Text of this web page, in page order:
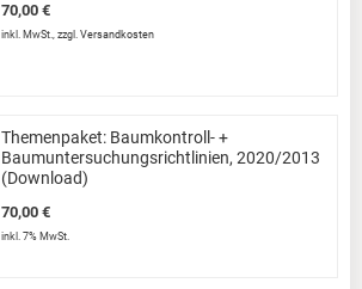
70,00 €
inkl. MwSt., zzgl. Versandkosten
Themenpaket: Baumkontroll- +
Baumuntersuchungsrichtlinien, 2020/2013
(Download)
70,00 €
inkl. 7% MwSt.